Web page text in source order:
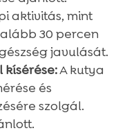
aktivitás, mint
30 percen
javulását.
kísérése:A kutya
és
szolgál.